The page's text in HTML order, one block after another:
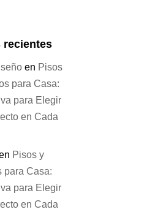
recientes
en Pisos
para Casa:
para Elegir
en Cada
Pisos y
para Casa:
para Elegir
en Cada